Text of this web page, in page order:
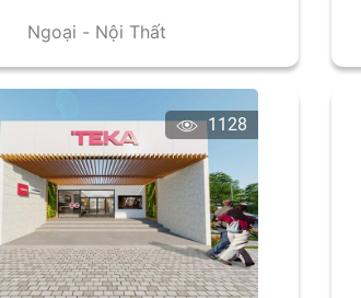
Ngoại - Nội Thất
1128